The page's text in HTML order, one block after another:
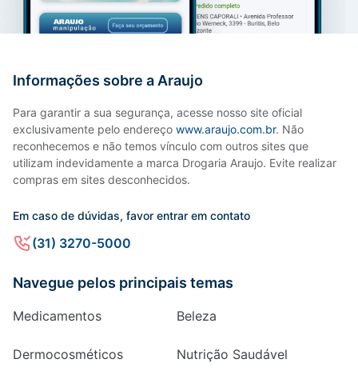
Informações sobre a Araujo
Para garantir a sua segurança, acesse nosso site oficial
exclusivamente pelo endereço www.araujo.com.br. Não
reconhecemos e não temos vínculo com outros sites que
utilizam indevidamente a marca Drogaria Araujo. Evite realizar
compras em sites desconhecidos.
Em caso de dúvidas, favor entrar em contato
(31) 3270-5000
Navegue pelos principais temas
Medicamentos Beleza
Dermocosméticos Nutrição Saudável